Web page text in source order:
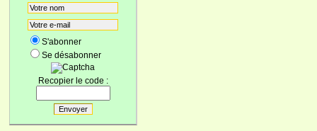
S'abonner
Se désabonner
Recopier le code :